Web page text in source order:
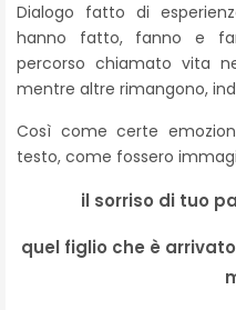
Dialogo fatto di
hanno fatto, fanno e
percorso chiamato vita
mentre altre rimangono,
Così come certe
testo, come fossero
il sorriso di tuo
quel figlio che è